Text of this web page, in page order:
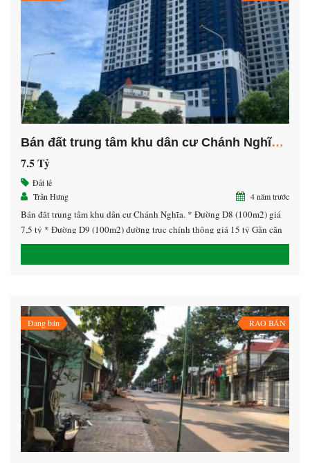
Bán đất trung tâm khu dân cư Chánh Nghĩa đường D8 và D9, Thủ Dầu Một, Bình Dương.
7.5 Tỷ
Đất lẻ
Trần Hưng
4 năm trước
Bán đất trung tâm khu dân cư Chánh Nghĩa. * Đường D8 (100m2) giá
7,5 tỷ * Đường D9 (100m2) đường trục chính thông giá 15 tỷ Gần căn
hộ Sky View, thuận tiện việc kinh doanh. LH 0913.39.22.79 Hưng
Đang bán RAO BÁN